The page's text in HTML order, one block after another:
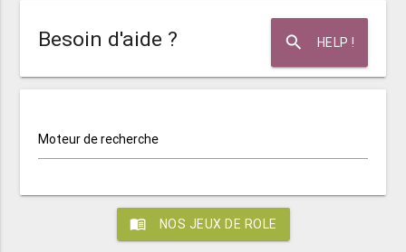
search HELP !
Besoin d'aide ?
Moteur de recherche
menu_book NOS JEUX DE ROLE